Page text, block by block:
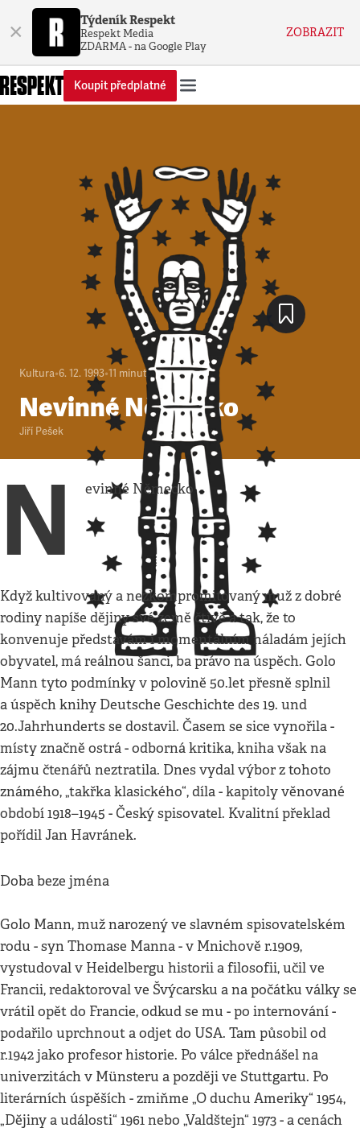
× Týdeník Respekt
Respekt Media
ZDARMA - na Google Play
ZOBRAZIT
Koupit předplatné
Kultura•6. 12. 1993•11 minut
Nevinné Německo
Jiří Pešek
N evinné Německo
Když kultivovaný a nezkompromitovaný muž z dobré
rodiny napíše dějiny své země čtivě a tak, že to
konvenuje představám i momentálním náladám jejích
obyvatel, má reálnou šanci, ba právo na úspěch. Golo
Mann tyto podmínky v polovině 50.let přesně splnil
a úspěch knihy Deutsche Geschichte des 19. und
20.Jahrhunderts se dostavil. Časem se sice vynořila -
místy značně ostrá - odborná kritika, kniha však na
zájmu čtenářů neztratila. Dnes vydal výbor z tohoto
známého, „takřka klasického“, díla - kapitoly věnované
období 1918–1945 - Český spisovatel. Kvalitní překlad
pořídil Jan Havránek.
Doba beze jména
Golo Mann, muž narozený ve slavném spisovatelském
rodu - syn Thomase Manna - v Mnichově r.1909,
vystudoval v Heidelbergu historii a filosofii, učil ve
Francii, redaktoroval ve Švýcarsku a na počátku války se
vrátil opět do Francie, odkud se mu - po internování -
podařilo uprchnout a odjet do USA. Tam působil od
r.1942 jako profesor historie. Po válce přednášel na
univerzitách v Münsteru a později ve Stuttgartu. Po
literárních úspěších - zmiňme „O duchu Ameriky“ 1954,
„Dějiny a události“ 1961 nebo „Valdštejn“ 1973 - a cenách